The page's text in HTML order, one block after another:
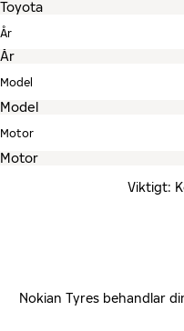
År
Model
Motor
Viktigt:
Nokian Tyres behandlar